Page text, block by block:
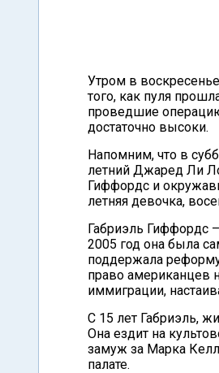
Утром в
того, как пуля
проведшие
достаточно высоки.
Напомним, что в
летний Джаред Ли
Гиффордс и
летняя девочка,
Габриэль Гиффордс
2005 год она была
поддержала
право американцев
иммиграции,
С 15 лет Габриэль,
Она ездит на
замуж за Марка
палате.